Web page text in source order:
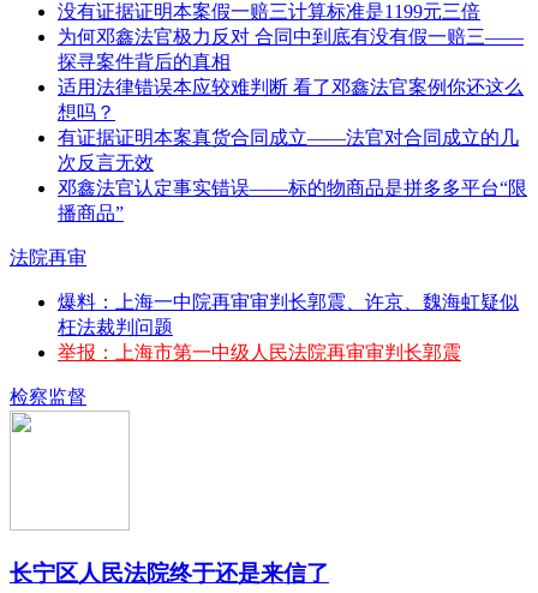
没有证据证明本案假一赔三计算标准是1199元三倍
为何邓鑫法官极力反对 合同中到底有没有假一赔三——
探寻案件背后的真相
适用法律错误本应较难判断 看了邓鑫法官案例你还这么
想吗？
有证据证明本案真货合同成立——法官对合同成立的几
次反言无效
邓鑫法官认定事实错误——标的物商品是拼多多平台“限
播商品”
法院再审
爆料：上海一中院再审审判长郭震、许京、魏海虹疑似
枉法裁判问题
举报：上海市第一中级人民法院再审审判长郭震
检察监督
长宁区人民法院终于还是来信了